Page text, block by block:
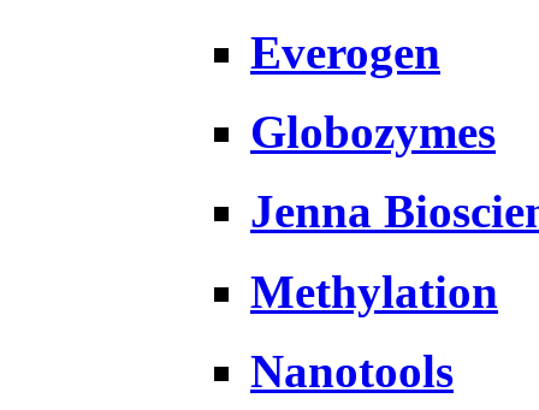
Everogen
Globozymes
Jenna
Methylation
Nanotools